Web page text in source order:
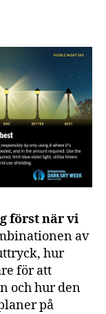
först när vi
av
hur
för att
och hur den
på